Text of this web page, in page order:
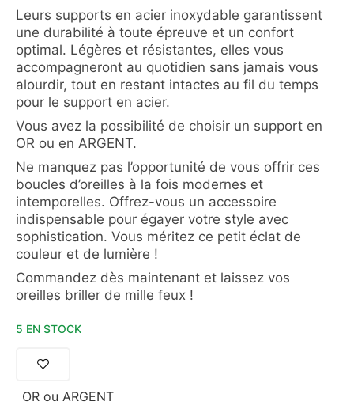
Leurs supports en acier inoxydable garantissent
une durabilité à toute épreuve et un confort
optimal. Légères et résistantes, elles vous
accompagneront au quotidien sans jamais vous
alourdir, tout en restant intactes au fil du temps
pour le support en acier.
Vous avez la possibilité de choisir un support en
OR ou en ARGENT.
Ne manquez pas l’opportunité de vous offrir ces
boucles d’oreilles à la fois modernes et
intemporelles. Offrez-vous un accessoire
indispensable pour égayer votre style avec
sophistication. Vous méritez ce petit éclat de
couleur et de lumière !
Commandez dès maintenant et laissez vos
oreilles briller de mille feux !
5 EN STOCK
OR ou ARGENT